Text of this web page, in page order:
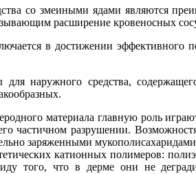
со змеиными ядами являются
расширение кровеносных
в достижении эффективного
наружного средства,
материала главную роль
частичном разрушении.
заряженными
катионных полимеров:
того, что в дерме они не